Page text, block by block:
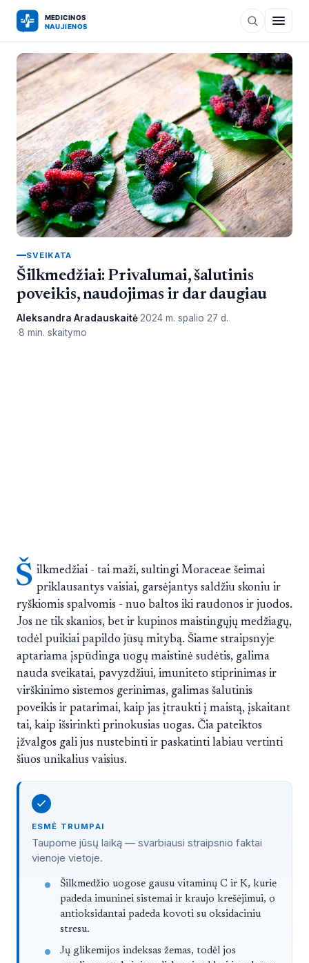
SVEIKATA
Šilkmedžiai: Privalumai, šalutinis
poveikis, naudojimas ir dar daugiau
Aleksandra Aradauskaitė 2024 m. spalio 27 d.
8 min. skaitymo
Š ilkmedžiai - tai maži, sultingi Moraceae šeimai
priklausantys vaisiai, garsėjantys saldžiu skoniu ir
ryškiomis spalvomis - nuo baltos iki raudonos ir juodos.
Jos ne tik skanios, bet ir kupinos maistingųjų medžiagų,
todėl puikiai papildo jūsų mitybą. Šiame straipsnyje
aptariama įspūdinga uogų maistinė sudėtis, galima
nauda sveikatai, pavyzdžiui, imuniteto stiprinimas ir
virškinimo sistemos gerinimas, galimas šalutinis
poveikis ir patarimai, kaip jas įtraukti į maistą, įskaitant
tai, kaip išsirinkti prinokusias uogas. Čia pateiktos
įžvalgos gali jus nustebinti ir paskatinti labiau vertinti
šiuos unikalius vaisius.
ESMĖ TRUMPAI
Taupome jūsų laiką — svarbiausi straipsnio faktai
vienoje vietoje.
Straipsnis trumpai
Šilkmedžio uogose gausu vitaminų C ir K, kurie
padeda imuninei sistemai ir kraujo krešėjimui, o
antioksidantai padeda kovoti su oksidaciniu
stresu.
Jų glikemijos indeksas žemas, todėl jos